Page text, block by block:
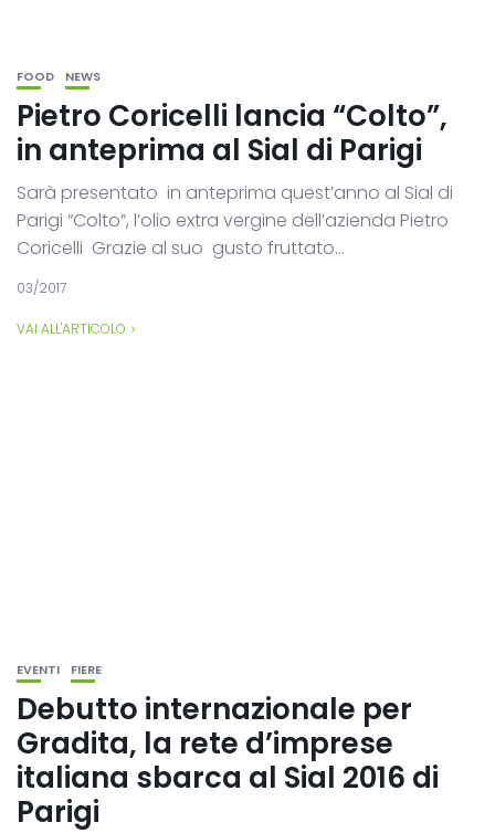
FOOD NEWS
Pietro Coricelli lancia “Colto”,
in anteprima al Sial di Parigi
Sarà presentato in anteprima quest’anno al Sial di
Parigi “Colto”, l’olio extra vergine dell’azienda Pietro
Coricelli Grazie al suo gusto fruttato...
03/2017
VAI ALL'ARTICOLO
EVENTI FIERE
Debutto internazionale per
Gradita, la rete d’imprese
italiana sbarca al Sial 2016 di
Parigi